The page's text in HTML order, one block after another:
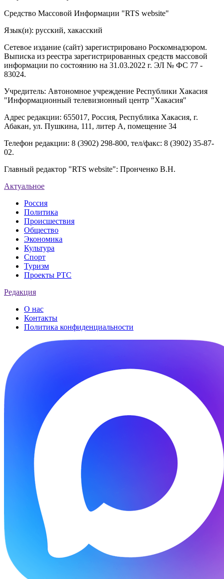
Средство Массовой Информации "RTS website"
Язык(и): русский, хакасский
Сетевое издание (сайт) зарегистрировано Роскомнадзором.
Выписка из реестра зарегистрированных средств массовой
информации по состоянию на 31.03.2022 г. ЭЛ № ФС 77 -
83024.
Учредитель: Автономное учреждение Республики Хакасия
"Информационный телевизионный центр "Хакасия"
Адрес редакции: 655017, Россия, Республика Хакасия, г.
Абакан, ул. Пушкина, 111, литер А, помещение 34
Телефон редакции: 8 (3902) 298-800, тел/факс: 8 (3902) 35-87-
02.
Главный редактор "RTS website": Пронченко В.Н.
Актуальное
Россия
Политика
Происшествия
Общество
Экономика
Культура
Спорт
Туризм
Проекты РТС
Редакция
О нас
Контакты
Политика конфиденциальности